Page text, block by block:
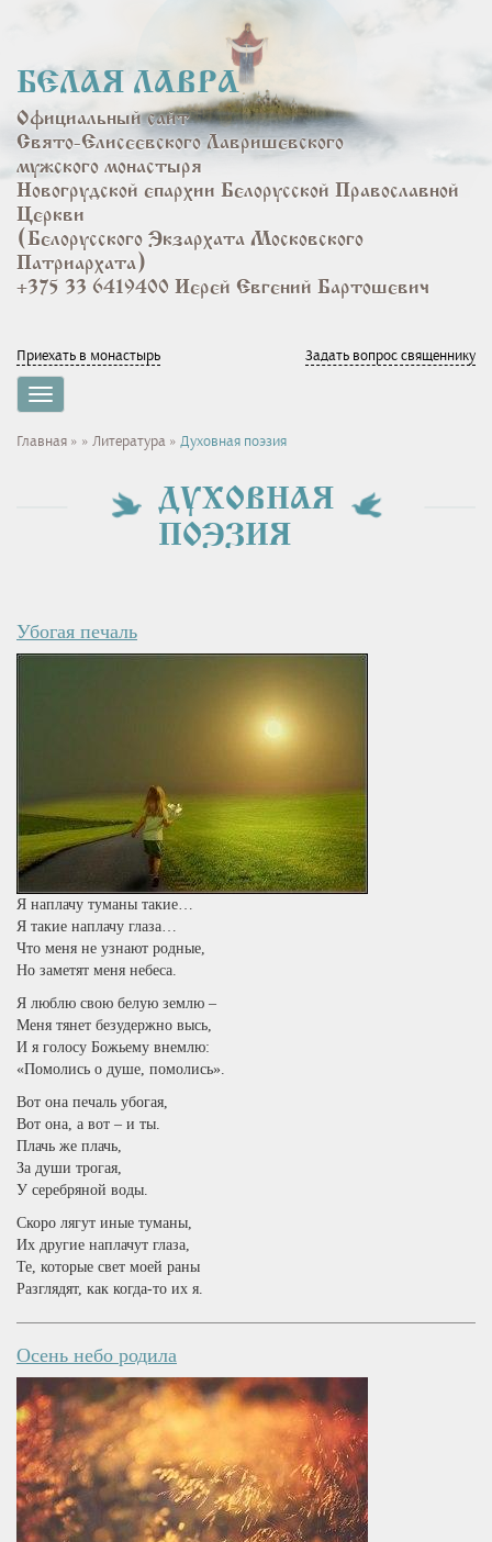
основному
содержанию
БЕЛАЯ ЛАВРА
Официальный сайт
Свято-Елисеевского Лавришевского
мужского монастыря
Новогрудской епархии Белорусской Православной
Церкви
(Белорусского Экзархата Московского
Патриархата)
+375 33 6419400 Иерей Евгений Бартошевич
Приехать в монастырь Задать вопрос священнику
Toggle
navigation
Вы
Главная » » Литература » Духовная поэзия
ДУХОВНАЯ
ПОЭЗИЯ
Убогая печаль
Я наплачу туманы такие…
Я такие наплачу глаза…
Что меня не узнают родные,
Но заметят меня небеса.
Я люблю свою белую землю –
Меня тянет безудержно высь,
И я голосу Божьему внемлю:
«Помолись о душе, помолись».
Вот она печаль убогая,
Вот она, а вот – и ты.
Плачь же плачь,
За души трогая,
У серебряной воды.
Скоро лягут иные туманы,
Их другие наплачут глаза,
Те, которые свет моей раны
Разглядят, как когда-то их я.
Осень небо родила